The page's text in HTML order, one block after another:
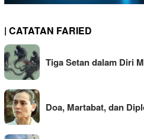
| CATATAN FARIED
Tiga Setan dalam Diri
Doa, Martabat, dan